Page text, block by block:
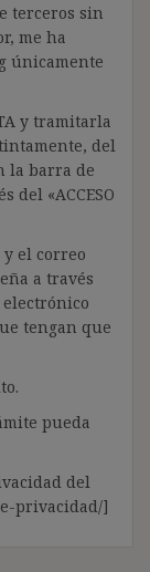
terceros sin
me ha
únicamente
y tramitarla
del
la barra de
del «ACCESO
el correo
a través
tengan que
pueda
del
privacidad/]